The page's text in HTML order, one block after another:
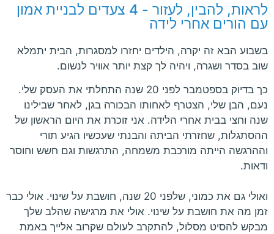
לראות, להבין, לעזור - 4 צעדים לבניית אמון
עם הורים אחרי לידה
בשבוע הבא זה יקרה, הילדים יחזרו למסגרות, הבית יתמלא
שוב בסדר ושגרה, ויהיה לך קצת יותר אוויר לנשום.
כך בדיוק בספטמבר לפני 20 שנה התחלתי את העסק שלי.
נעם, הבן שלי, הצטרף לאחותו הבכורה בגן, לאחר שבילינו
שנה וחצי בבית אחרי הלידה. אני זוכרת את היום הראשון של
ההסתגלות, שחזרתי הביתה והבנתי שעכשיו הגיע תורי
וההרגשה הייתה מורכבת משמחה, התרגשות וגם חשש וחוסר
ודאות.
ואולי גם את כמוני, שלפני 20 שנה, חושבת על שינוי. אולי כבר
זמן מה את חושבת על שינוי. אולי את מרגישה שהלב שלך
מבקש להסיט מסלול, להתקרב לעולם שקרוב אלייך באמת